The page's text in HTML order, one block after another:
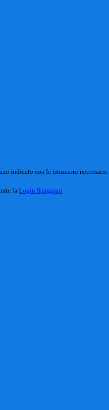
indicato con le istruzioni necessarie.
la Login Spaggiari